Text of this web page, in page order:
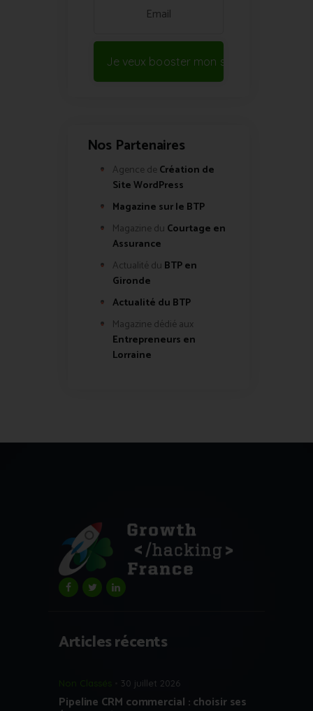
Je veux booster mon site !
Nos Partenaires
Agence de Création de
Site WordPress
Magazine sur le BTP
Magazine du Courtage en
Assurance
Actualité du BTP en
Gironde
Actualité du BTP
Magazine dédié aux
Entrepreneurs en
Lorraine
Articles récents
Non Classés 30 juillet 2026
Pipeline CRM commercial : choisir ses